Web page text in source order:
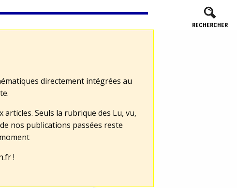
RECHERCHER
directement intégrées au
Seuls la rubrique des Lu, vu,
nos publications passées reste
!